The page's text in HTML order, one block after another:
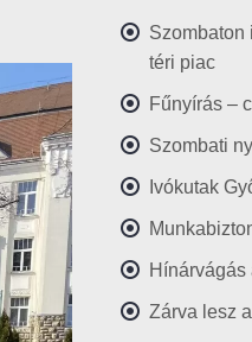
Szombaton
téri piac
Fűnyírás –
Szombati
Ivókutak
Hínárvágás
Zárva lesz